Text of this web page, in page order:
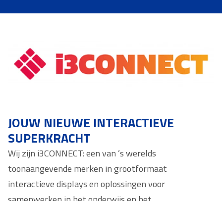
JOUW NIEUWE INTERACTIEVE
SUPERKRACHT
Wij zijn i3CONNECT: een van ’s werelds
toonaangevende merken in grootformaat
interactieve displays en oplossingen voor